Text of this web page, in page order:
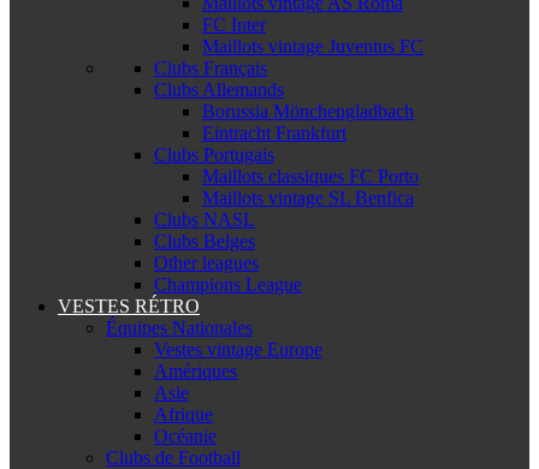
FC Inter
Maillots vintage Juventus FC
Clubs Français
Clubs Allemands
Borussia Mönchengladbach
Eintracht Frankfurt
Clubs Portugais
Maillots classiques FC Porto
Maillots vintage SL Benfica
Clubs NASL
Clubs Belges
Other leagues
Champions League
VESTES RÉTRO
Équipes Nationales
Vestes vintage Europe
Amériques
Asie
Afrique
Océanie
Clubs de Football